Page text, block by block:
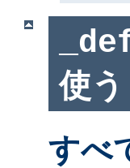
使う
すべ